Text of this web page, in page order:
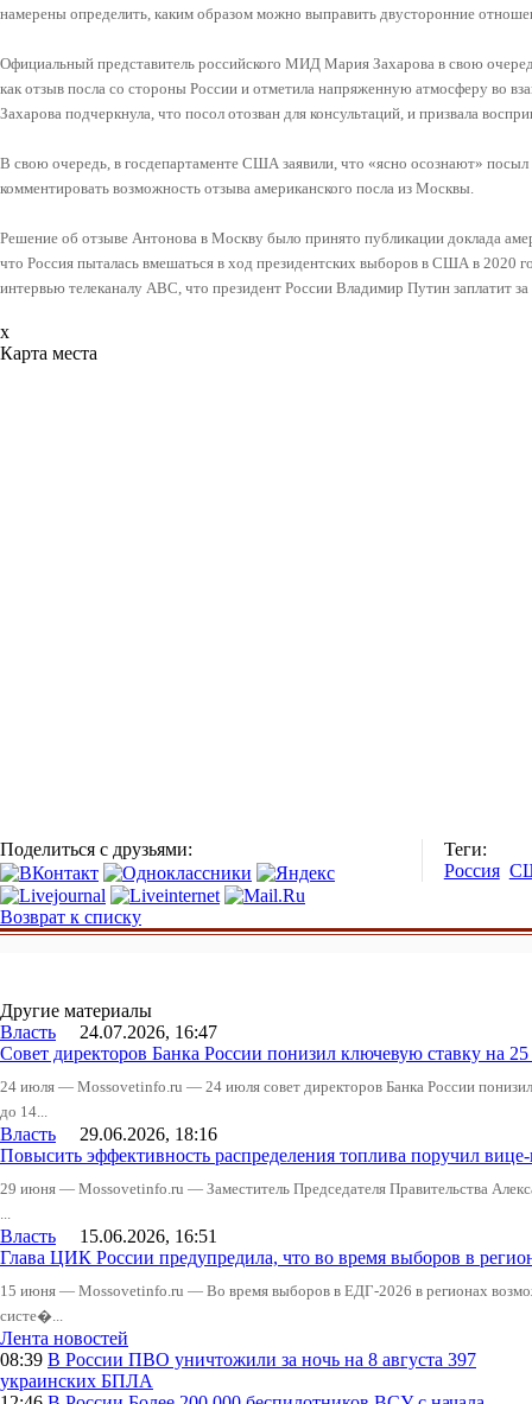
намерены определить, каким образом можно выправить двусторонние
Официальный представитель российского МИД Мария Захарова в свою
как отзыв посла со стороны России и отметила напряженную атмосферу во
Захарова подчеркнула, что посол отозван для консультаций, и призвала
В свою очередь, в госдепартаменте США заявили, что «ясно осознают»
комментировать возможность отзыва американского посла из Москвы.
Решение об отзыве Антонова в Москву было принято публикации доклада
что Россия пыталась вмешаться в ход президентских выборов в США в
интервью телеканалу ABC, что президент России Владимир Путин заплатит
x
Карта места
Поделиться с друзьями:
Теги:
Россия
Возврат к списку
Другие материалы
Власть 24.07.2026, 16:47
Совет директоров Банка России понизил ключевую ставку на
24 июля — Mossovetinfo.ru — 24 июля совет директоров Банка России
до 14...
Власть 29.06.2026, 18:16
Повысить эффективность распределения топлива поручил
29 июня — Mossovetinfo.ru — Заместитель Председателя Правительства
...
Власть 15.06.2026, 16:51
Глава ЦИК России предупредила, что во время выборов в
15 июня — Mossovetinfo.ru — Во время выборов в ЕДГ-2026 в регионах
систе�...
Лента новостей
08:39 В России ПВО уничтожили за ночь на 8 августа 397
украинских БПЛА